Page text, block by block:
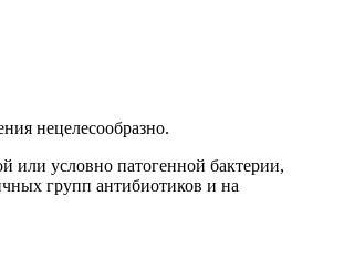
нецелесообразно.
или условно патогенной бактерии,
групп антибиотиков и на